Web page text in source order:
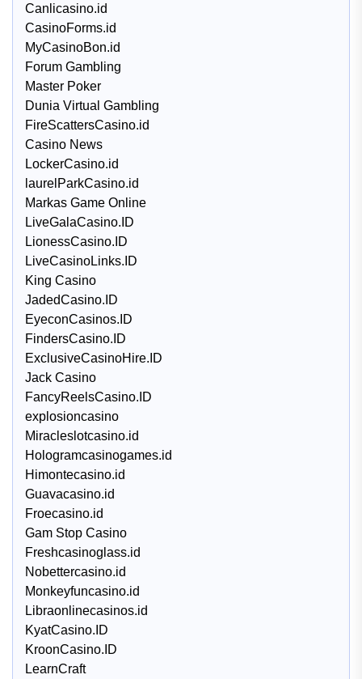
Canlicasino.id
CasinoForms.id
MyCasinoBon.id
Forum Gambling
Master Poker
Dunia Virtual Gambling
FireScattersCasino.id
Casino News
LockerCasino.id
laurelParkCasino.id
Markas Game Online
LiveGalaCasino.ID
LionessCasino.ID
LiveCasinoLinks.ID
King Casino
JadedCasino.ID
EyeconCasinos.ID
FindersCasino.ID
ExclusiveCasinoHire.ID
Jack Casino
FancyReelsCasino.ID
explosioncasino
Miracleslotcasino.id
Hologramcasinogames.id
Himontecasino.id
Guavacasino.id
Froecasino.id
Gam Stop Casino
Freshcasinoglass.id
Nobettercasino.id
Monkeyfuncasino.id
Libraonlinecasinos.id
KyatCasino.ID
KroonCasino.ID
LearnCraft